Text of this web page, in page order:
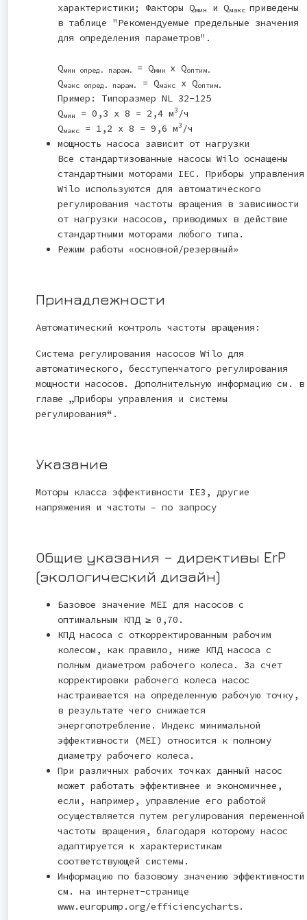
характеристики; Факторы Qмин и Qмакс приведены
в таблице "Рекомендуемые предельные значения
для определения параметров".
Qмин опред. парам. = Qмин x Qоптим.
Qмакс опред. парам. = Qмакс x Qоптим.
Пример: Типоразмер NL 32-125
Qмин = 0,3 x 8 = 2,4 м3 /ч
Qмакс = 1,2 x 8 = 9,6 м3 /ч
мощность насоса зависит от нагрузки
Все стандартизованные насосы Wilo оснащены
стандартными моторами IEC. Приборы управления
Wilo используются для автоматического
регулирования частоты вращения в зависимости
от нагрузки насосов, приводимых в действие
стандартными моторами любого типа.
Режим работы «основной/резервный»
Принадлежности
Автоматический контроль частоты вращения:
Система регулирования насосов Wilo для
автоматического, бесступенчатого регулирования
мощности насосов. Дополнительную информацию см. в
главе „Приборы управления и системы
регулирования“.
Указание
Моторы класса эффективности IE3, другие
напряжения и частоты – по запросу
Общие указания – директивы ErP
(экологический дизайн)
Базовое значение MEI для насосов с
оптимальным КПД ≥ 0,70.
КПД насоса с откорректированным рабочим
колесом, как правило, ниже КПД насоса с
полным диаметром рабочего колеса. За счет
корректировки рабочего колеса насос
настраивается на определенную рабочую точку,
в результате чего снижается
энергопотребление. Индекс минимальной
эффективности (MEI) относится к полному
диаметру рабочего колеса.
При различных рабочих точках данный насос
может работать эффективнее и экономичнее,
если, например, управление его работой
осуществляется путем регулирования переменной
частоты вращения, благодаря которому насос
адаптируется к характеристикам
соответствующей системы.
Информацию по базовому значению эффективности
см. на интернет-странице
www.europump.org/efficiencycharts.